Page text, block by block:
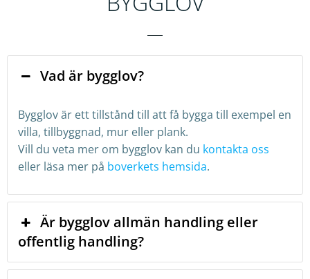
Vad är bygglov?
Bygglov är ett tillstånd till att få bygga till exempel en
villa, tillbyggnad, mur eller plank.
Vill du veta mer om bygglov kan du kontakta oss
eller läsa mer på boverkets hemsida.
Är bygglov allmän handling eller
offentlig handling?